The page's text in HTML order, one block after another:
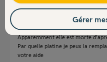
bonjour, j'ai un V250. Ma platine
Apparemment elle est morte
Par quelle platine je peux la
votre aide
Gérer